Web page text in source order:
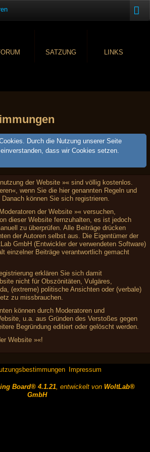
SATZUNG LINKS
Durch die Nutzung unserer Seite
dass wir Cookies setzen.
der Website »« sind völlig kostenlos.
wenn Sie die hier genannten Regeln und
Danach können Sie sich registrieren.
der Website »« versuchen,
dieser Website fernzuhalten, es ist jedoch
zu überprüfen. Alle Beiträge drücken
der Autoren selbst aus. Die Eigentümer der
GmbH (Entwickler der verwendeten Software)
einzelner Beiträge verantwortlich gemacht
erklären Sie sich damit
nicht für Obszönitäten, Vulgäres,
(extreme) politische Ansichten oder (verbale)
zu missbrauchen.
können durch Moderatoren und
u.a. aus Gründen des Verstoßes gegen
Begründung editiert oder gelöscht werden.
Website »«!
Impressum
Board® 4.1.21, entwickelt von WoltLab®
GmbH